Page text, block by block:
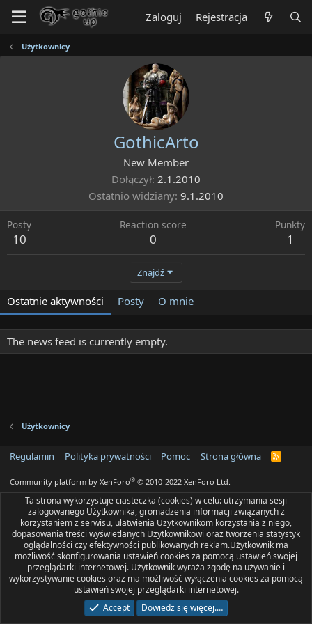
Zaloguj Rejestracja
Użytkownicy
GothicArto
New Member
Dołączył 2.1.2010
Ostatnio widziany 9.1.2010
Posty
10
Reaction score
0
Punkty
1
Znajdź
Ostatnie aktywności Posty O mnie
The news feed is currently empty.
Użytkownicy
Regulamin Polityka prywatności Pomoc Strona główna
R
Community platform by XenForo® © 2010-2022 XenForo Ltd.
Ta strona wykorzystuje ciasteczka (cookies) w celu: utrzymania sesji
zalogowanego Użytkownika, gromadzenia informacji związanych z
korzystaniem z serwisu, ułatwienia Użytkownikom korzystania z niego,
dopasowania treści wyświetlanych Użytkownikowi oraz tworzenia statystyk
oglądalności czy efektywności publikowanych reklam.Użytkownik ma
możliwość skonfigurowania ustawień cookies za pomocą ustawień swojej
przeglądarki internetowej. Użytkownik wyraża zgodę na używanie i
wykorzystywanie cookies oraz ma możliwość wyłączenia cookies za pomocą
ustawień swojej przeglądarki internetowej.
Accept
Dowiedz się więcej.…